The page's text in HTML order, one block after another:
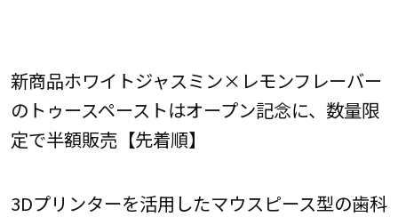
新商品ホワイトジャスミン×レモンフレーバー
のトゥースペーストはオープン記念に、数量限
定で半額販売【先着順】
3Dプリンターを活用したマウスピース型の歯科